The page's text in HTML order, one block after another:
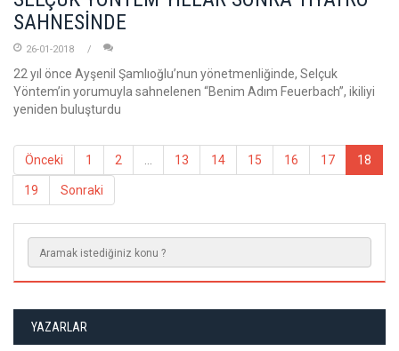
SAHNESİNDE
26-01-2018
22 yıl önce Ayşenil Şamlıoğlu’nun yönetmenliğinde, Selçuk
Yöntem’in yorumuyla sahnelenen “Benim Adım Feuerbach”, ikiliyi
yeniden buluşturdu
Önceki 1 2 ... 13 14 15 16 17 18
19 Sonraki
YAZARLAR